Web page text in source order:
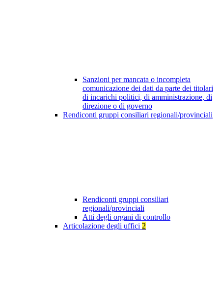
Sanzioni per mancata o incompleta
comunicazione dei dati da parte dei titolari
di incarichi politici, di amministrazione, di
direzione o di governo
Rendiconti gruppi consiliari regionali/provinciali
Rendiconti gruppi consiliari
regionali/provinciali
Atti degli organi di controllo
Articolazione degli uffici 2